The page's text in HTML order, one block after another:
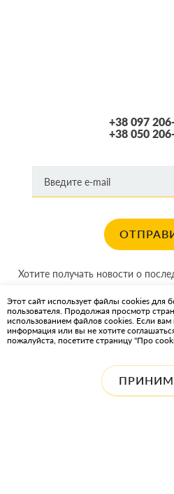
+38 097
+38 050
Хотите получать новости о
КАРТА
Этот сайт использует файлы cookies для
пользователя. Продолжая просмотр
использованием файлов cookies. Если
информация или вы не хотите
пожалуйста, посетите страницу "Про